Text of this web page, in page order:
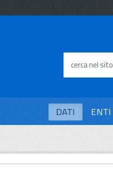
cerca nel sito
DATI ENTI